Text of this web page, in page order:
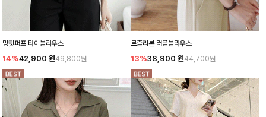
밍팃퍼프 타이블라우스
14%42,900 원49,800원
로즐리본 러플블라우스
13%38,900 원44,700원